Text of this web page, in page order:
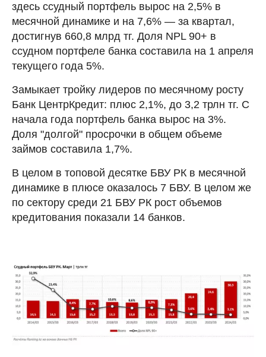
здесь ссудный портфель вырос на 2,5% в
месячной динамике и на 7,6% — за квартал,
достигнув 660,8 млрд тг. Доля NPL 90+ в
ссудном портфеле банка составила на 1 апреля
текущего года 5%.
Замыкает тройку лидеров по месячному росту
Банк ЦентрКредит: плюс 2,1%, до 3,2 трлн тг. С
начала года портфель банка вырос на 3%.
Доля "долгой" просрочки в общем объеме
займов составила 1,7%.
В целом в топовой десятке БВУ РК в месячной
динамике в плюсе оказалось 7 БВУ. В целом же
по сектору среди 21 БВУ РК рост объемов
кредитования показали 14 банков.